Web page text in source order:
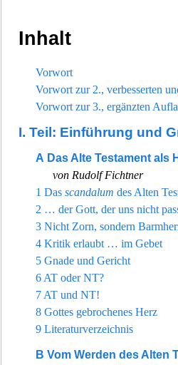
Inhalt
Vorwort
Vorwort zur 2., verbesserten
Vorwort zur 3., ergänzten
I. Teil: Einführung und
A Das Alte Testament als
von Rudolf Fichtner
1 Das scandalum des Alten
2 … der Gott, der uns nicht pa
3 Nicht Zorn, sondern
4 Kritik erlaubt … im Gebet
5 Gnade und Gericht
6 AT oder NT?
7 AT und NT!
8 Gottes gebrochenes Herz
9 Literaturverzeichnis
B Vom Werden des Alten